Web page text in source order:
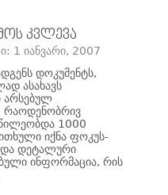
ᲙᲕᲚᲔᲕᲐ
1 იანვარი, 2007
დოკუმენტს,
ასახავს
არსებულ
რაოდენობრივ
1000
იქნა ფოკუს-
დეტალური
ინფორმაცია, რის